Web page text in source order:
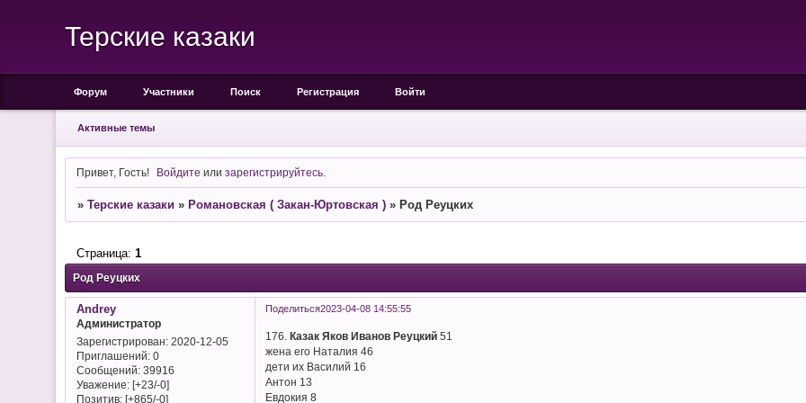
Терские казаки
Форум Участники Поиск Регистрация Войти
Активные темы
Привет, Гость! Войдите илизарегистрируйтесь
» Терские казаки » Романовская ( Закан-Юртовская ) » Род Реуцких
Род Реуцких
Страница: 1
Поделиться2023-04-08 14:55:55
Andrey
Администратор
Зарегистрирован: 2020-12-05
Приглашений:0
Сообщений:39916
Уважение: [+23/-0]
Позитив: [+865/-0]
176.Казак Яков Иванов Реуцкий 51
жена его Наталия 46
дети их Василий 16
Антон 13
Евдокия 8